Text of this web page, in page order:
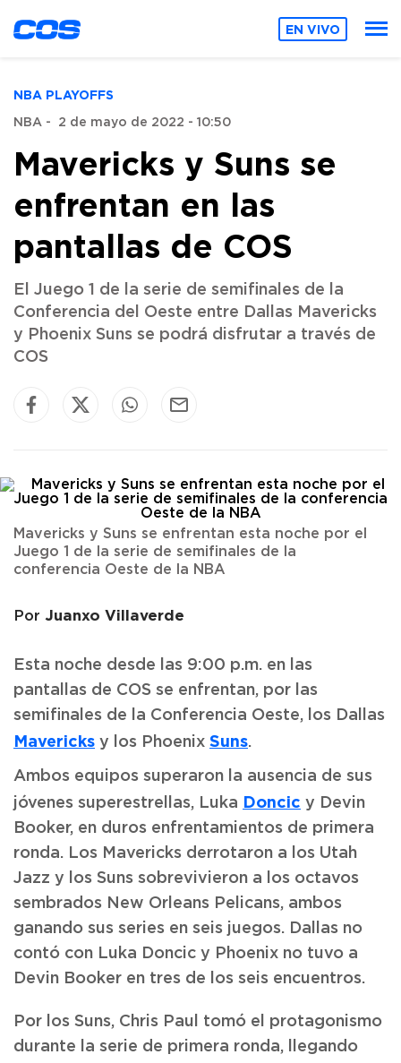
EN VIVO
NBA PLAYOFFS
NBA - 2 de mayo de 2022 - 10:50
Mavericks y Suns se
enfrentan en las
pantallas de COS
El Juego 1 de la serie de semifinales de la
Conferencia del Oeste entre Dallas Mavericks
y Phoenix Suns se podrá disfrutar a través de
COS
Mavericks y Suns se enfrentan esta noche por el
Juego 1 de la serie de semifinales de la
conferencia Oeste de la NBA
Por Juanxo Villaverde
Esta noche desde las 9:00 p.m. en las
pantallas de COS se enfrentan, por las
semifinales de la Conferencia Oeste, los Dallas
Mavericks y los Phoenix Suns.
Ambos equipos superaron la ausencia de sus
jóvenes superestrellas, Luka Doncic y Devin
Booker, en duros enfrentamientos de primera
ronda. Los Mavericks derrotaron a los Utah
Jazz y los Suns sobrevivieron a los octavos
sembrados New Orleans Pelicans, ambos
ganando sus series en seis juegos. Dallas no
contó con Luka Doncic y Phoenix no tuvo a
Devin Booker en tres de los seis encuentros.
Por los Suns, Chris Paul tomó el protagonismo
durante la serie de primera ronda, llegando